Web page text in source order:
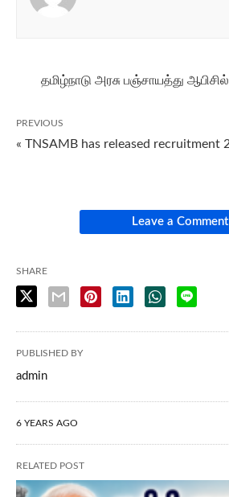
தமிழ்நாடு அரசு பஞ்சாயத்து
PREVIOUS
« TNSAMB has released recruitment
Leave a Comment
SHARE
PUBLISHED BY
admin
6 YEARS AGO
RELATED POST